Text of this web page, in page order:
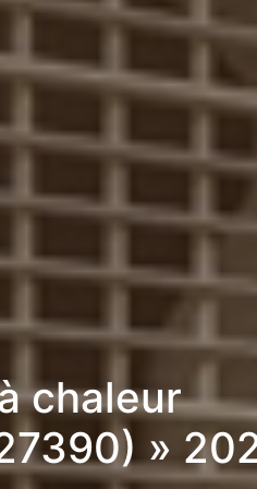
chaleur
»